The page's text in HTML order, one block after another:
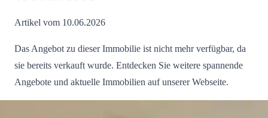
Artikel vom 10.06.2026
Das Angebot zu dieser Immobilie ist nicht mehr verfügbar, da
sie bereits verkauft wurde. Entdecken Sie weitere spannende
Angebote und aktuelle Immobilien auf unserer Webseite.